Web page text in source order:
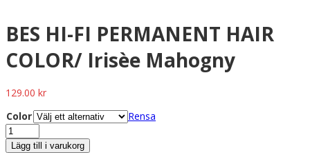
BES HI-FI PERMANENT HAIR
COLOR/ Irisèe Mahogny
129.00 kr
Color
Rensa
Lägg till i varukorg